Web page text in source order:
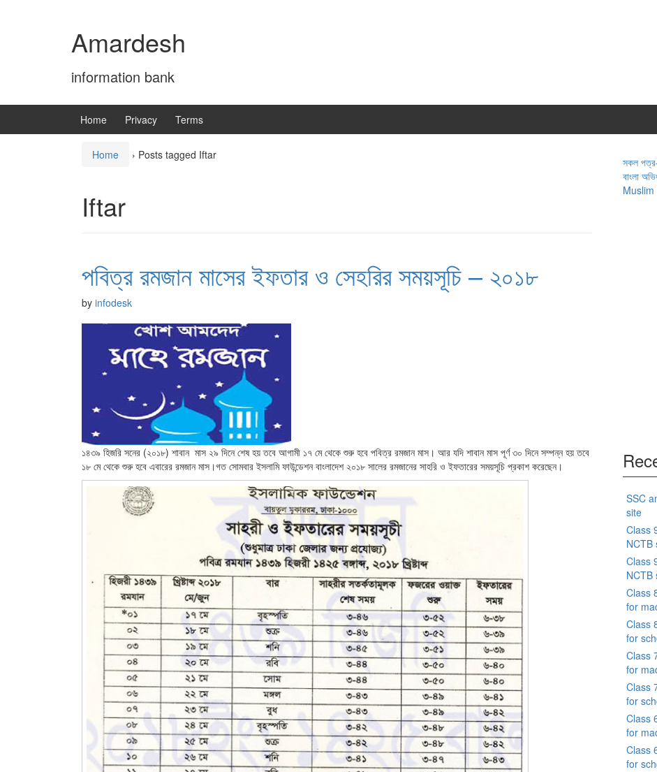
Amardesh
information bank
Home Privacy Terms
Home › Posts tagged Iftar
Iftar
পবিত্র রমজান মাসের ইফতার ও সেহরির সময়সূচি – ২০১৮
by infodesk
১৪৩৯ হিজরি সনের (২০১৮) শাবান মাস ২৯ দিনে শেষ হয় তবে আগামী ১৭ মে থেকে শুরু হবে পবিত্র রমজান মাস। আর যদি শাবান মাস পূর্ণ ৩০ দিনে সম্পন্ন হয় তবে
১৮ মে থেকে শুরু হবে এবারের রমজান মাস।গত সোমবার ইসলামি ফাউন্ডেশন বাংলাদেশ ২০১৮ সালের রমজানের সাহরি ও ইফতারের সময়সূচি প্রকাশ করেছেন।
সকল
বাংলা
SSC
site
Class
NCTB
Class
NCTB
Class
for
Class
for
Class
for
Class
for
Class
for
Class
for